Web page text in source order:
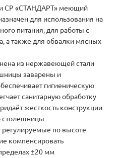
СР «СТАНДАРТ» меющий
для использования на
питания, для работы с
а также для обвалки мясных
из нержавеющей стали
заварены и
гигиеническую
санитарную обработку
жесткость конструкции
столешницы
по высоте
компенсировать
±20 мм